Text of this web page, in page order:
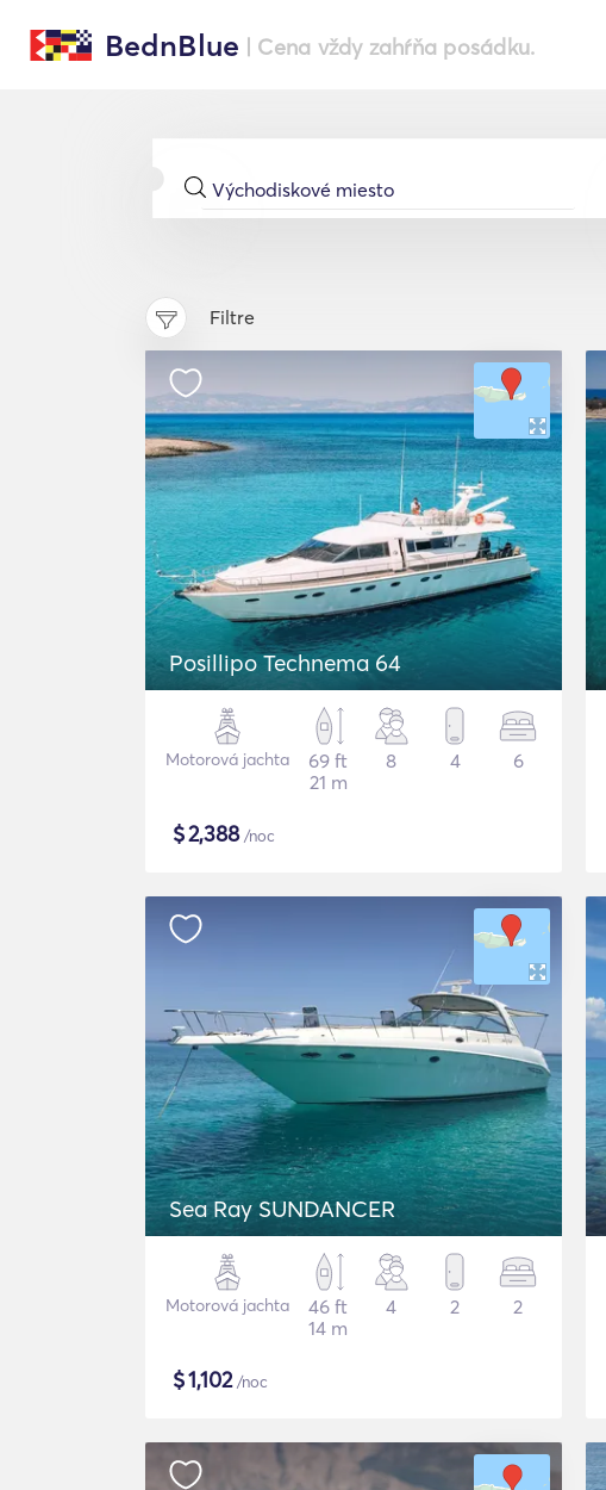
BednBlue | Cena vždy zahŕňa posádku.
Filtre
Posillipo Technema 64
Motorová jachta
69 ft
21 m
8 4 6
$2,388/noc
Sea Ray SUNDANCER
Motorová jachta
46 ft
14 m
4 2 2
$1,102/noc